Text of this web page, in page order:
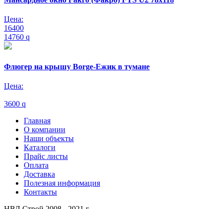
Цена:
16400
14760 q
Флюгер на крышу Borge-Ежик в тумане
Цена:
3600 q
Главная
О компании
Наши объекты
Каталоги
Прайс листы
Оплата
Доставка
Полезная информация
Контакты